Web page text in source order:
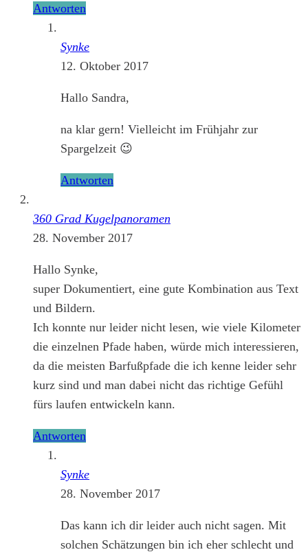
Antworten
Synke
12. Oktober 2017
Hallo Sandra,
na klar gern! Vielleicht im Frühjahr zur
Spargelzeit 😉
Antworten
360 Grad Kugelpanoramen
28. November 2017
Hallo Synke,
super Dokumentiert, eine gute Kombination aus Text
und Bildern.
Ich konnte nur leider nicht lesen, wie viele Kilometer
die einzelnen Pfade haben, würde mich interessieren,
da die meisten Barfußpfade die ich kenne leider sehr
kurz sind und man dabei nicht das richtige Gefühl
fürs laufen entwickeln kann.
Antworten
Synke
28. November 2017
Das kann ich dir leider auch nicht sagen. Mit
solchen Schätzungen bin ich eher schlecht und